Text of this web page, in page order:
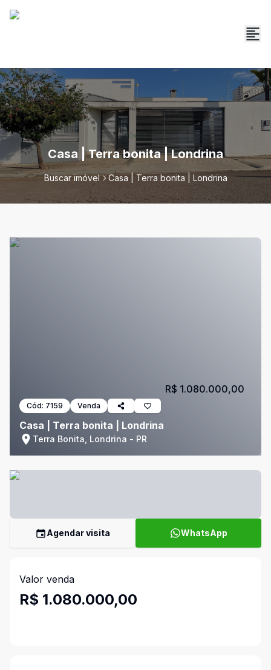
Casa | Terra bonita | Londrina
Buscar imóvel Casa | Terra bonita | Londrina
Cód: 7159 Venda
Casa | Terra bonita | Londrina
Terra Bonita, Londrina - PR
R$ 1.080.000,00
Agendar visita WhatsApp
Valor venda
R$ 1.080.000,00